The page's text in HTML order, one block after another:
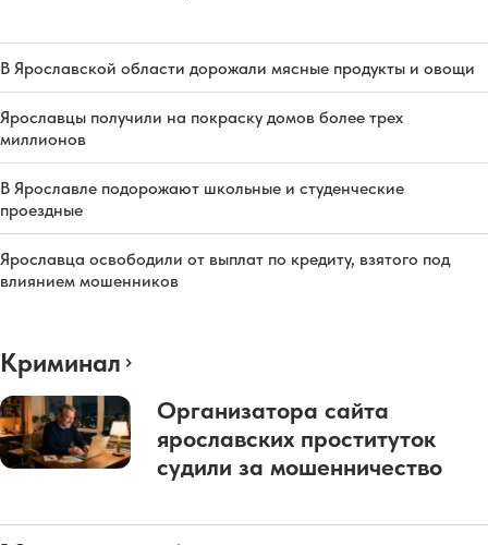
В Ярославской области дорожали мясные продукты и овощи
Ярославцы получили на покраску домов более трех
миллионов
В Ярославле подорожают школьные и студенческие
проездные
Ярославца освободили от выплат по кредиту, взятого под
влиянием мошенников
Криминал
Организатора сайта
ярославских проституток
судили за мошенничество